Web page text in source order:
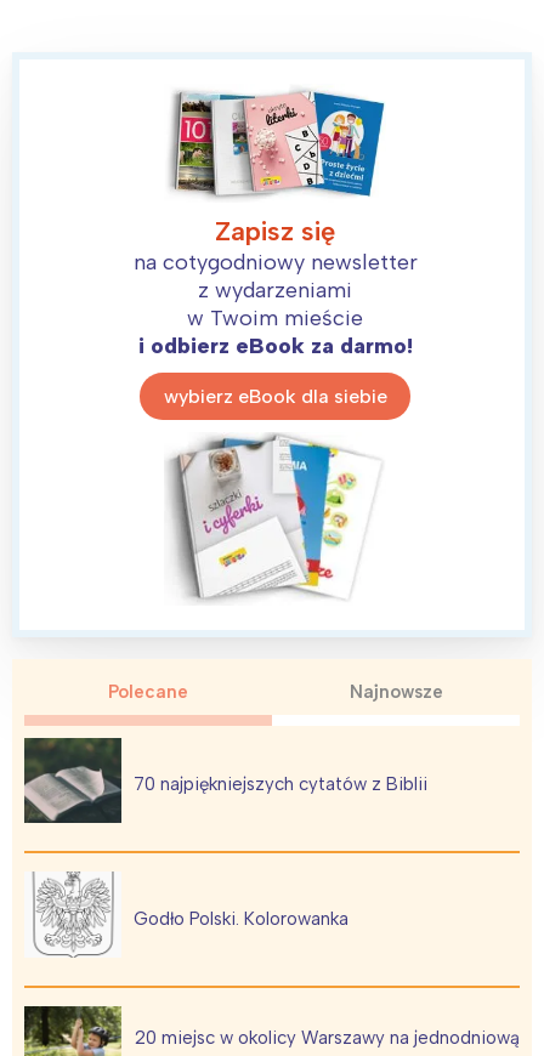
Zapisz się
na cotygodniowy newsletter
z wydarzeniami
w Twoim mieście
i odbierz eBook za darmo!
wybierz eBook dla siebie
Polecane Najnowsze
70 najpiękniejszych cytatów z Biblii
Godło Polski. Kolorowanka
20 miejsc w okolicy Warszawy na jednodniową